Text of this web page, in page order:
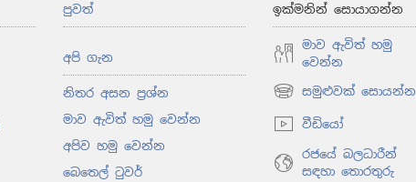
පුවත්
අපි ගැන
නිතර අසන ප්‍රශ්න
මාව ඇවිත් හමු වෙන්න
අපිව හමු වෙන්න
බෙතෙල් ටුවර්
ඉක්මනින් සොයාගන්න
මාව ඇවිත් හමු
වෙන්න
සමුළුවක් සොයන්න
(opens
new
window)
වීඩියෝ
රජයේ බලධාරීන්
සඳහා තොරතුරු